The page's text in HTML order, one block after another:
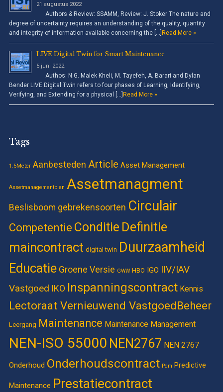
21 augustus 2022
Authors & Review: SSAMM, Review: J. Stoker The nature and
degree of uncertainty requires an understanding of the quality, quantity
and integrity of information available concerning the […] Read More »
LIVE Digital Twin for Smart Maintenance
5 juni 2022
Authos: N.G. Malek Kheli, M. Tayefeh, A. Barari and Dylan
Bender LIVE Digital Twin refers to four phases of Learning, Identifying,
Verifying, and Extending for a physical […] Read More »
Tags
1.5Meter Aanbesteden Article Asset Management
Assetmanagementplan Assetmanagment
Beslisboom gebrekensoorten Circulair
Competentie Conditie Definitie
maincontract digital twin Duurzaamheid
Educatie Groene Versie GWW HBO IGO IIV/IAV
Vastgoed IKO Inspanningscontract Kennis
Lectoraat Vernieuwend VastgoedBeheer
Leergang Maintenance Maintenance Management
NEN-ISO 55000 NEN2767 NEN 2767
Onderhoud Onderhoudscontract Pdm Predictive
Maintenance Prestatiecontract